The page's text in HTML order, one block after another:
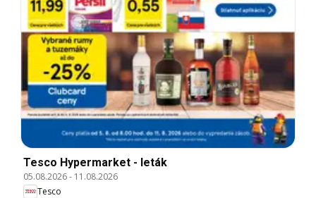
Tesco Hypermarket - leták
05.08.2026- 11.08.2026
Tesco